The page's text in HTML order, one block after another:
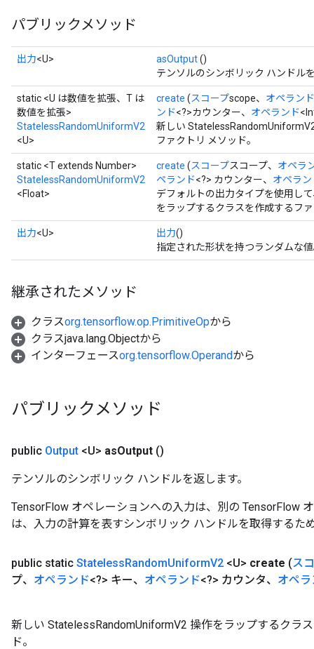
パブリックメソッド
出力<U> asOutput()
テンソルのシンボリック ハンドル
static <U は数値を拡張、T は
数値を拡張>
StatelessRandomUniformV2
<U>
create (スコープscope、 オペランド
ンド<?>カウンター、 オペランド
新しい
ファクトリ メソッド。
static <T extends Number>
StatelessRandomUniformV2
<Float>
create (スコープスコープ、 オペラ
ペランド<?> カウンター、 オペラン
デフォルトの出力タイプを使用し
をラップするクラスを作成するフ
出力<U> 出力()
指定された形状を持つランダムな
継承されたメソッド
クラスorg.tensorflow.op.PrimitiveOpから
クラスjava.lang.Objectから
インターフェースorg.tensorflow.Operandから
パブリックメソッド
public Output <U> asOutput ()
テンソルのシンボリック ハンドルを返します。
TensorFlow オペレーションへの入力は、別の TensorFlow
は、入力の計算を表すシンボリック ハンドルを取得するた
public static StatelessRandomUniformV2 <U> create (ス
プ、 オペランド<?> キー、 オペランド<?> カウンタ、 オペラ
新しい StatelessRandomUniformV2 操作をラップするクラ
ド。